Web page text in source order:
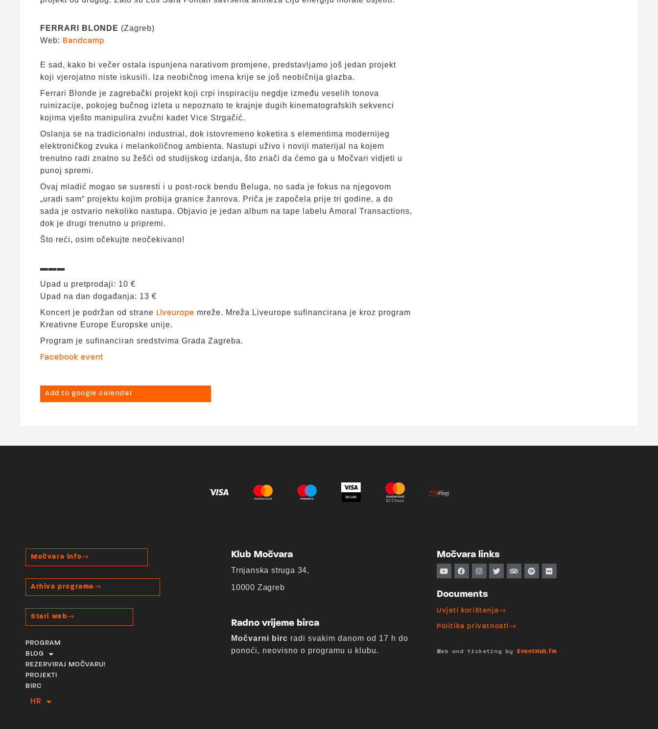
FERRARI BLONDE (Zagreb)
Web: Bandcamp
E sad, kako bi večer ostala ispunjena narativom promjene, predstavljamo još jedan projekt
koji vjerojatno niste iskusili. Iza neobičnog imena krije se još neobičnija glazba.
Ferrari Blonde je zagrebački projekt koji crpi inspiraciju negdje između veselih tonova
ruinizacije, pokojeg bučnog izleta u nepoznato te krajnje dugih kinematografskih sekvenci
kojima vješto manipulira zvučni kadet Vice Strgačić.
Oslanja se na tradicionalni industrial, dok istovremeno koketira s elementima modernijeg
elektroničkog zvuka i melankoličnog ambienta. Nastupi uživo i noviji materijal na kojem
trenutno radi znatno su žešći od studijskog izdanja, što znači da ćemo ga u Močvari vidjeti u
punoj spremi.
Ovaj mladić mogao se susresti i u post-rock bendu Beluga, no sada je fokus na njegovom
„uradi sam“ projektu kojim probija granice žanrova. Priča je započela prije tri godine, a do
sada je ostvario nekoliko nastupa. Objavio je jedan album na tape labelu Amoral Transactions,
dok je drugi trenutno u pripremi.
Što reći, osim očekujte neočekivano!
▬▬▬
Upad u pretprodaji: 10 €
Upad na dan događanja: 13 €
Koncert je podržan od strane Liveurope mreže. Mreža Liveurope sufinancirana je kroz program
Kreativne Europe Europske unije.
Program je sufinanciran sredstvima Grada Zagreba.
Facebook event
Add to google calendar
Močvara info
Arhiva programa
Stari web
PROGRAM
BLOG
REZERVIRAJ MOČVARU!
PROJEKTI
BIRC
HR
EN
Klub Močvara
Trnjanska struga 34,
10000 Zagreb
Radno vrijeme birca
Močvarni birc radi svakim danom od 17 h do
ponoći, neovisno o programu u klubu.
Močvara links
Documents
Uvjeti korištenja
Politika privatnosti
Web and ticketing by EventHub.fm